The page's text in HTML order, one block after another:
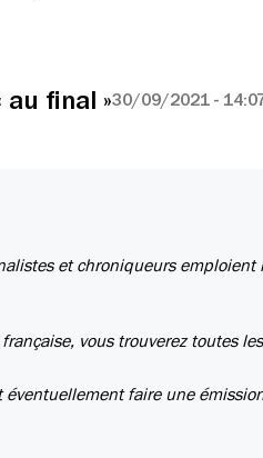
au final »30/09/2021 -
et chroniqueurs
vous trouverez toutes
faire une